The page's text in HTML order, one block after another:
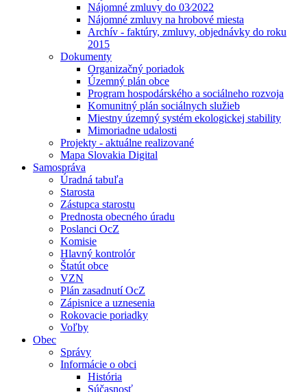
Nájomné zmluvy do 03⁄2022
Nájomné zmluvy na hrobové miesta
Archív - faktúry, zmluvy, objednávky do roku
2015
Dokumenty
Organizačný poriadok
Územný plán obce
Program hospodárského a sociálneho rozvoja
Komunitný plán sociálnych služieb
Miestny územný systém ekologickej stability
Mimoriadne udalosti
Projekty - aktuálne realizované
Mapa Slovakia Digital
Samospráva
Úradná tabuľa
Starosta
Zástupca starostu
Prednosta obecného úradu
Poslanci OcZ
Komisie
Hlavný kontrolór
Štatút obce
VZN
Plán zasadnutí OcZ
Zápisnice a uznesenia
Rokovacie poriadky
Voľby
Obec
Správy
Informácie o obci
História
Súčasnosť